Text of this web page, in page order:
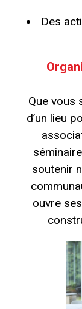
Des
Que vous
d’un lieu
soutenir
ouvre